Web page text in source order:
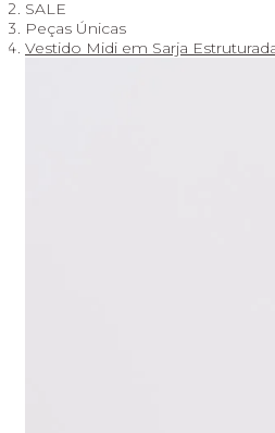
SALE
Peças Únicas
Vestido Midi em Sarja